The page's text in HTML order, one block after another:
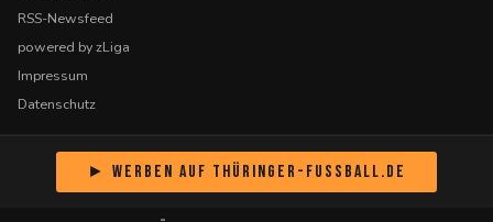
RSS-Newsfeed
powered by zLiga
Impressum
Datenschutz
► Werben auf Thüringer-Fussball.de